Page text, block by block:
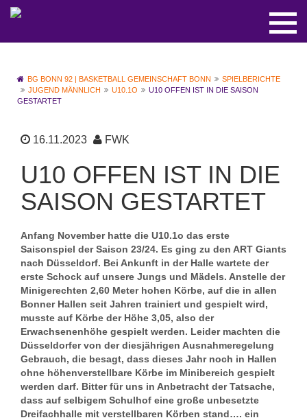
BG BONN 92 | BASKETBALL GEMEINSCHAFT BONN
SPIELBERICHTE
JUGEND MÄNNLICH
U10.1O
U10 OFFEN IST IN DIE SAISON
GESTARTET
16.11.2023 FWK
U10 OFFEN IST IN DIE
SAISON GESTARTET
Anfang November hatte die U10.1o das erste
Saisonspiel der Saison 23/24. Es ging zu den ART Giants
nach Düsseldorf. Bei Ankunft in der Halle wartete der
erste Schock auf unsere Jungs und Mädels. Anstelle der
Minigerechten 2,60 Meter hohen Körbe, auf die in allen
Bonner Hallen seit Jahren trainiert und gespielt wird,
musste auf Körbe der Höhe 3,05, also der
Erwachsenenhöhe gespielt werden. Leider machten die
Düsseldorfer von der diesjährigen Ausnahmeregelung
Gebrauch, die besagt, dass dieses Jahr noch in Hallen
ohne höhenverstellbare Körbe im Minibereich gespielt
werden darf. Bitter für uns in Anbetracht der Tatsache,
dass auf selbigem Schulhof eine große unbesetzte
Dreifachhalle mit verstellbaren Körben stand…. ein